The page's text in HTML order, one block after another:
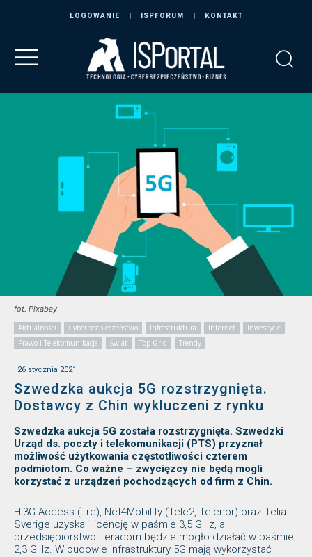
LOGOWANIE ISPFORUM KONTAKT
fot. Pixabay
Aktualności
Cyberbezpieczeństwo Infrastruktura Internet
Inwestycje
Prawo i Telekomunikacja
Świat Top Grid Trendy
26 stycznia 2021
Szwedzka aukcja 5G rozstrzygnięta.
Dostawcy z Chin wykluczeni z rynku
Szwedzka aukcja 5G została rozstrzygnięta. Szwedzki
Urząd ds. poczty i telekomunikacji (PTS) przyznał
możliwość użytkowania częstotliwości czterem
podmiotom. Co ważne – zwycięzcy nie będą mogli
korzystać z urządzeń pochodzących od firm z Chin.
Hi3G Access (Tre), Net4Mobility (Tele2, Telenor) oraz Telia
Sverige uzyskali licencję w paśmie 3,5 GHz, a
przedsiębiorstwo Teracom będzie mogło działać w paśmie
2,3 GHz. W budowie infrastruktury 5G mają wykorzystać